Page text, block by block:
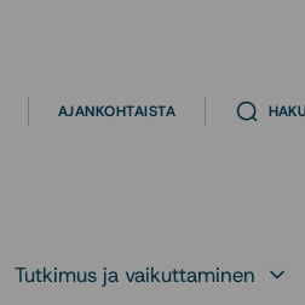
AJANKOHTAISTA HAKU
kohteelle Avaa alavalikko
Tutkimus ja vaikuttaminen